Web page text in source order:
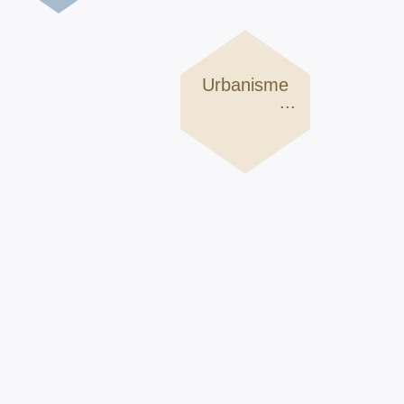
Urbanisme
...